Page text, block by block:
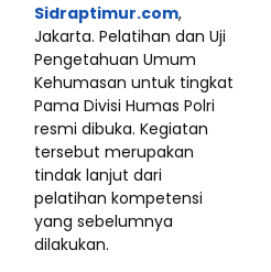
Sidraptimur.com,
Jakarta. Pelatihan dan Uji
Pengetahuan Umum
Kehumasan untuk tingkat
Pama Divisi Humas Polri
resmi dibuka. Kegiatan
tersebut merupakan
tindak lanjut dari
pelatihan kompetensi
yang sebelumnya
dilakukan.